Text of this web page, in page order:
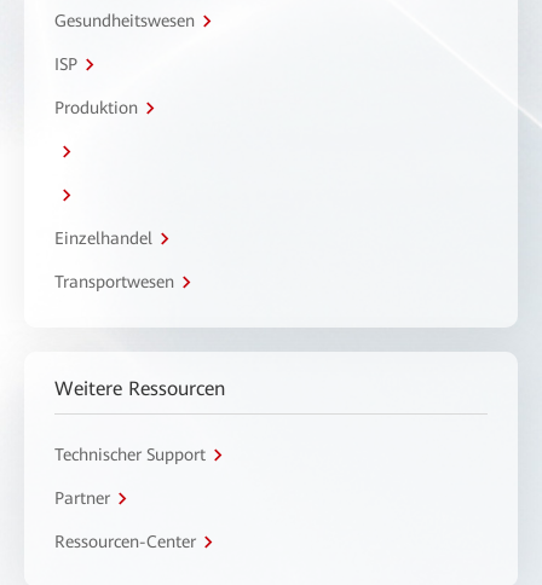
Gesundheitswesen
ISP
Produktion
Einzelhandel
Transportwesen
Weitere Ressourcen
Technischer Support
Partner
Ressourcen-Center